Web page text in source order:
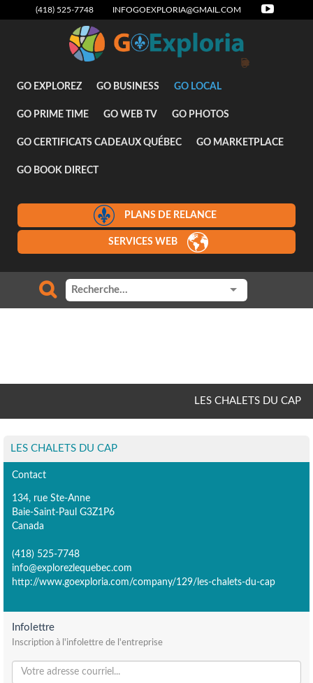
(418) 525-7748 INFOGOEXPLORIA@GMAIL.COM
Divertissement
GO EXPLOREZ GO BUSINESS GO LOCAL
GO PRIME TIME GO WEB TV GO PHOTOS
GO CERTIFICATS CADEAUX QUÉBEC GO MARKETPLACE
GO BOOK DIRECT
PLANS DE RELANCE
SERVICES WEB
LES CHALETS DU CAP
LES CHALETS DU CAP
Contact
134, rue Ste-Anne
Baie-Saint-Paul G3Z1P6
Canada
(418) 525-7748
info@explorezlequebec.com
http://www.goexploria.com/company/129/les-chalets-du-cap
Infolettre
Inscription à l'infolettre de l'entreprise